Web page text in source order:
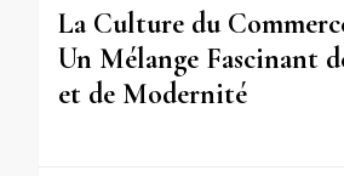
La Culture du
Un Mélange Fascinant
et de Modernité